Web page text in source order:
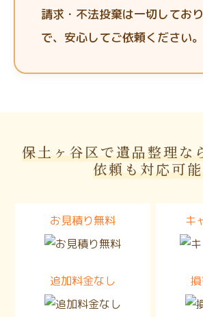
請求・不法投棄は一切してお
で、安心してご依頼ください。
保土ヶ谷区で遺品整理な
依頼も対応可能
お見積り無料 キ
追加料金なし